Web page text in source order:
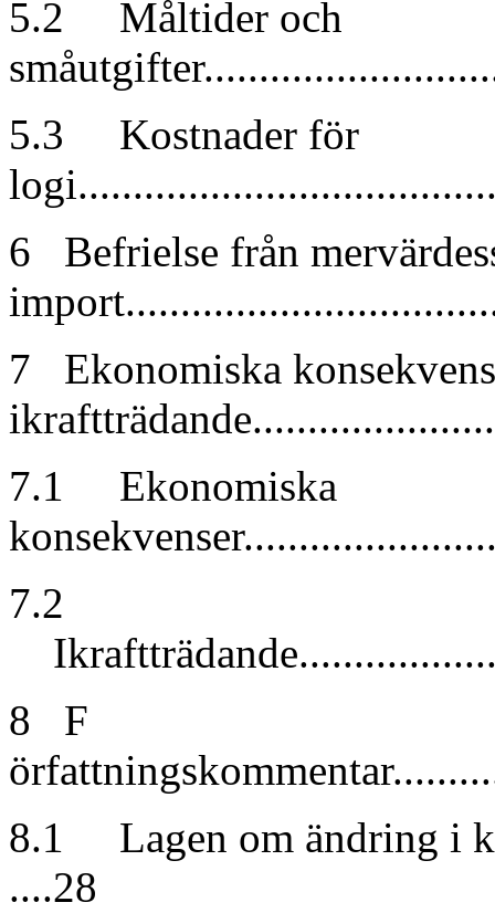
5.2 Måltider och
5.3 Kostnader för
6 Befrielse från
7 Ekonomiska
7.1 Ekonomiska
7.2
8 F
8.1 Lagen om ändring i
....28